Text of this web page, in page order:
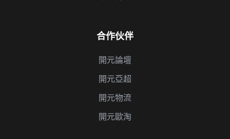
合作伙伴
開元論壇
開元亞超
開元物流
開元歐淘